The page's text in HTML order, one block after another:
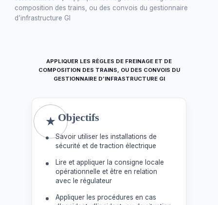
composition des trains, ou des convois du gestionnaire
d’infrastructure GI
APPLIQUER LES RÈGLES DE FREINAGE ET DE
COMPOSITION DES TRAINS, OU DES CONVOIS DU
GESTIONNAIRE D’INFRASTRUCTURE GI
Objectifs
Savoir utiliser les installations de
sécurité et de traction électrique
Lire et appliquer la consigne locale
opérationnelle et être en relation
avec le régulateur
Appliquer les procédures en cas